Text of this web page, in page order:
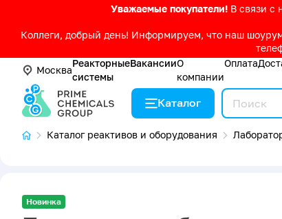
Уважаемые покупатели! В связи с
Коллеги, добрый день! Информируем, что наш
Москва
Реакторные
системы
ВакансииО
компании
Оплата
Каталог
Каталог реактивов и оборудования
Новинка